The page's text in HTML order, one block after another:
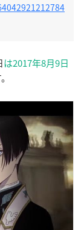
は2017年8月9日